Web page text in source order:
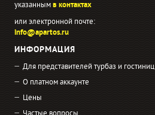
указаннымв контактах
или электронной почте:
info@apartos.ru
ИНФОРМАЦИЯ
Для представителей турбаз и гостиниц
О платном аккаунте
Цены